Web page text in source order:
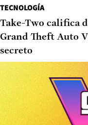
TECNOLOGÍA
Take-Two califica
Grand Theft Auto
secreto